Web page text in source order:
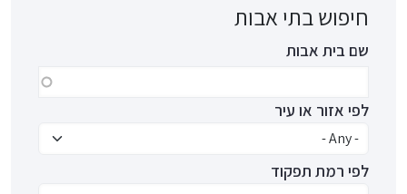
חיפוש בתי אבות
שם בית אבות
לפי אזור או עיר
לפי רמת תפקוד